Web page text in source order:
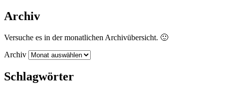
Archiv
Versuche es in der monatlichen Archivübersicht. 🙂
Archiv
Schlagwörter